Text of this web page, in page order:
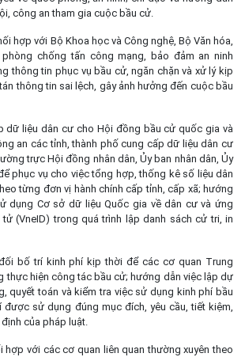
công an tham gia cuộc bầu cử.
hợp với Bộ Khoa học và Công nghệ, Bộ Văn hóa,
chống tấn công mạng, bảo đảm an ninh
thông tin phục vụ bầu cử, ngăn chặn và xử lý kịp
thông tin sai lệch, gây ảnh hưởng đến cuộc bầu
dữ liệu dân cư cho Hội đồng bầu cử quốc gia và
an các tỉnh, thành phố cung cấp dữ liệu dân cư
trực Hội đồng nhân dân, Ủy ban nhân dân, Ủy
phục vụ cho việc tổng hợp, thống kê số liệu dân
từng đơn vị hành chính cấp tỉnh, cấp xã; hướng
dụng Cơ sở dữ liệu Quốc gia về dân cư và ứng
(VneID) trong quá trình lập danh sách cử tri, in
bố trí kinh phí kịp thời để các cơ quan Trung
thực hiện công tác bầu cử; hướng dẫn việc lập dự
quyết toán và kiểm tra việc sử dụng kinh phí bầu
sử dụng đúng mục đích, yêu cầu, tiết kiệm,
của pháp luật.
hợp với các cơ quan liên quan thường xuyên theo